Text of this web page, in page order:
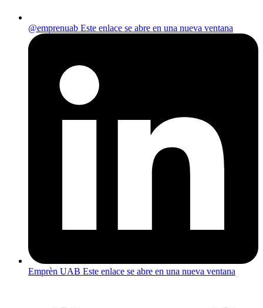
@emprenuab Este enlace se abre en una nueva ventana
Emprèn UAB Este enlace se abre en una nueva ventana